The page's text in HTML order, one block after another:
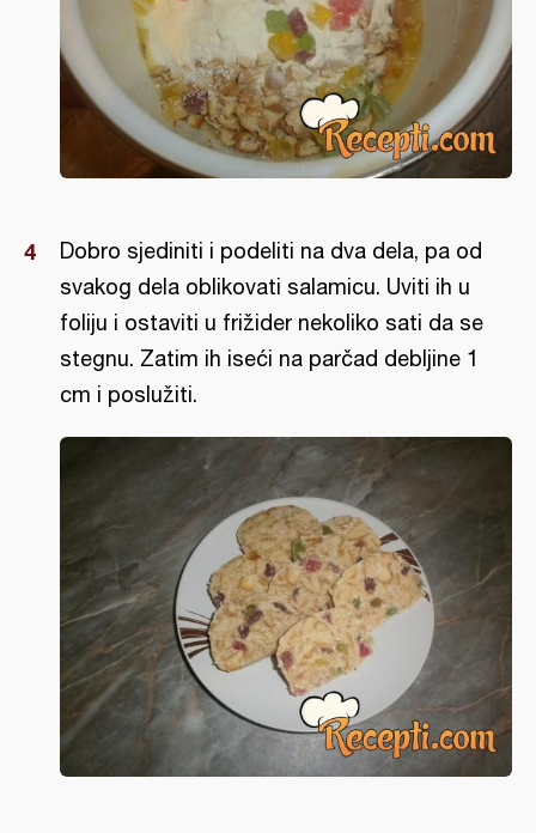
Dobro sjediniti i podeliti na dva dela, pa od
svakog dela oblikovati salamicu. Uviti ih u
foliju i ostaviti u frižider nekoliko sati da se
stegnu. Zatim ih iseći na parčad debljine 1
cm i poslužiti.